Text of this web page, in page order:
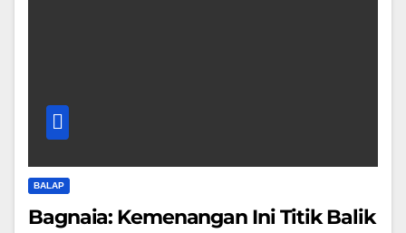
BALAP
Bagnaia: Kemenangan Ini Titik Balik